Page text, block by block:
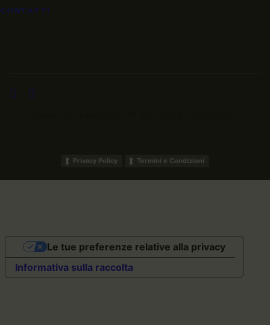
CONTATTI
Privacy Policy Termini e Condizioni
Informativa sulla raccolta
Le tue preferenze relative alla privacy